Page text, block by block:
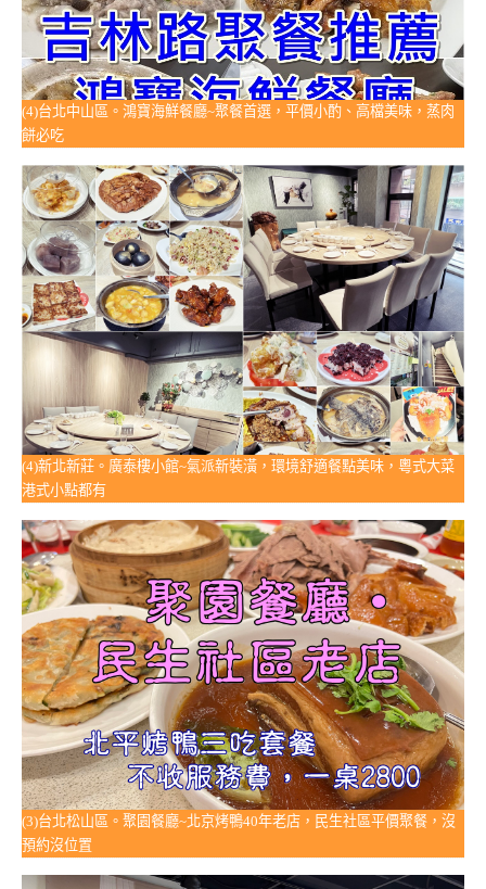
(4)台北中山區。鴻寶海鮮餐廳~聚餐首選，平價小酌、高檔美味，蒸肉
餅必吃
(4)新北新莊。廣泰樓小館~氣派新裝潢，環境舒適餐點美味，粵式大菜
港式小點都有
(3)台北松山區。聚園餐廳~北京烤鴨40年老店，民生社區平價聚餐，沒
預約沒位置